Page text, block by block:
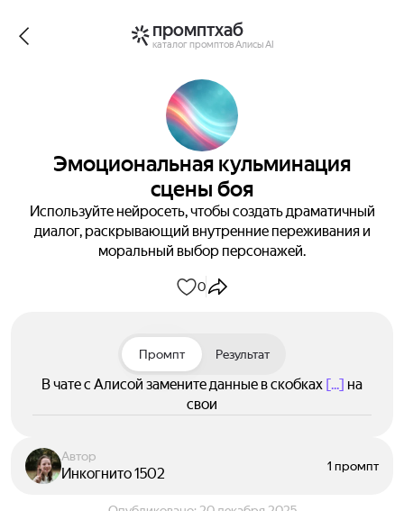
промптхаб
каталог промптов Алисы AI
Эмоциональная кульминация
сцены боя
Используйте нейросеть, чтобы создать драматичный
диалог, раскрывающий внутренние переживания и
моральный выбор персонажей.
0
Промпт Результат
В чате с Алисой замените данные в скобках [...] на
свои
Автор
Инкогнито 1502 1 промпт